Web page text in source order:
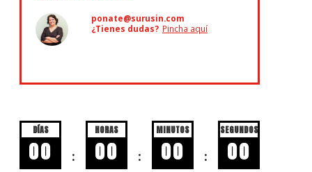
ponate@surusin.com
¿Tienes dudas? Pincha aquí
DÍAS
00 :
HORAS
00 :
MINUTOS
00 :
SEGUNDOS
00